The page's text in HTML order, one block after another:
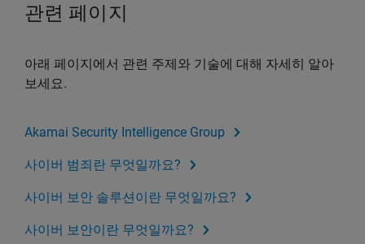
관련 페이지
아래 페이지에서 관련 주제와 기술에 대해 자세히 알아
보세요.
Akamai Security Intelligence Group
사이버 범죄란 무엇일까요?
사이버 보안 솔루션이란 무엇일까요?
사이버 보안이란 무엇일까요?